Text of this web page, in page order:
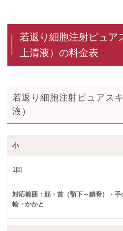
若返り細胞注射ピュア
上清液）の料金表
若返り細胞注射ピュアス
液）
小
1回
対応範囲：顔・首（顎下～鎖骨）・
輪・かかと